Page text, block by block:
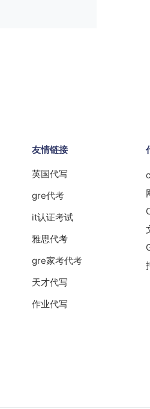
友情链接
英国代写
gre代考
it认证考试
雅思代考
gre家考代考
天才代写
作业代写